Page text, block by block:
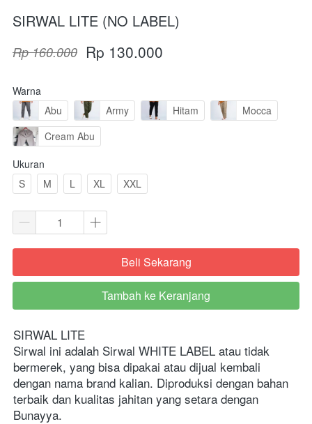
SIRWAL LITE (NO LABEL)
Rp 160.000 Rp 130.000
Warna
Abu
Army Hitam
Mocca
Cream Abu
Ukuran
S
M L XL XXL
`Beli Sekarang
`
Tambah ke Keranjang
SIRWAL LITE
Sirwal ini adalah Sirwal WHITE LABEL atau tidak
bermerek, yang bisa dipakai atau dijual kembali
dengan nama brand kalian. Diproduksi dengan bahan
terbaik dan kualitas jahitan yang setara dengan
Bunayya.